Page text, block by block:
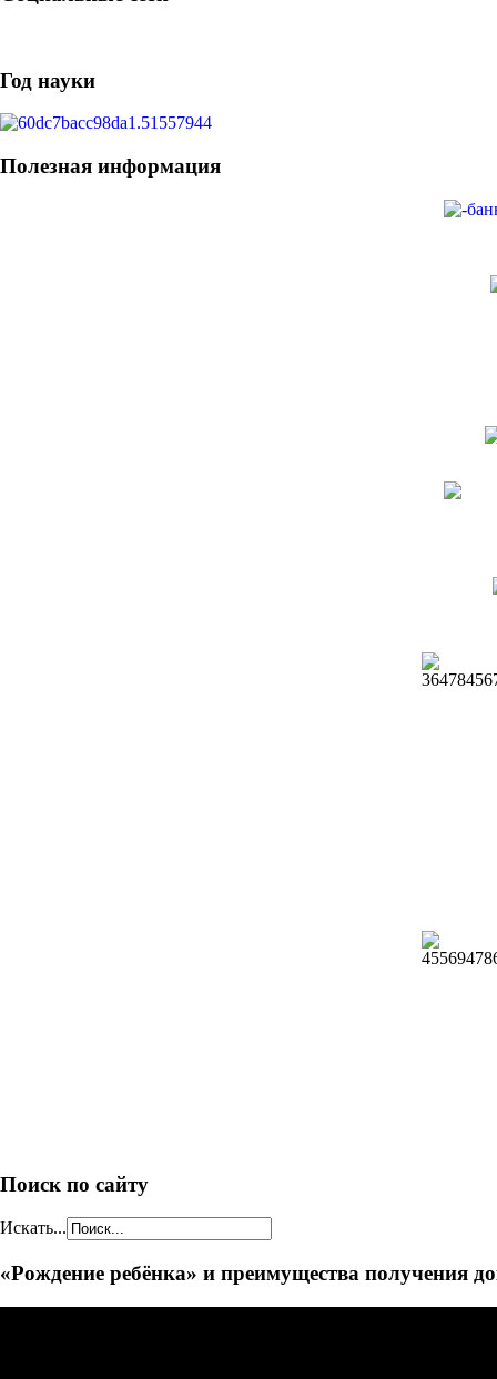
Год науки
Полезная информация
Поиск по сайту
Искать...
«Рождение ребёнка» и преимущества получения